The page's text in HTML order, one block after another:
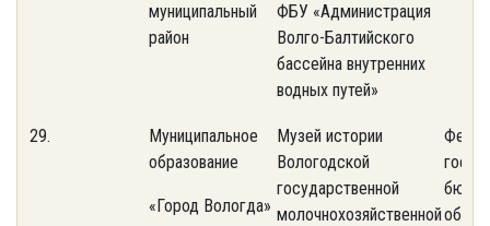
муниципальный
район
ФБУ «Администрация
Волго-Балтийского
бассейна внутренних
водных путей»
29.
Муниципальное
образование
«Город Вологда»
Музей истории
Вологодской
государственной
молочнохозяйственной